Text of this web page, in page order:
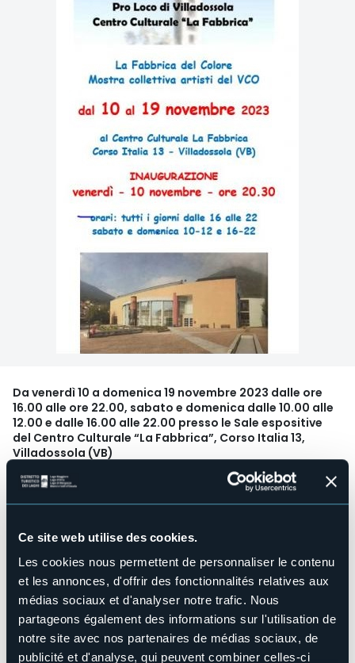
Ce site web utilise des cookies.
Les cookies nous permettent de personnaliser le contenu
et les annonces, d'offrir des fonctionnalités relatives aux
médias sociaux et d'analyser notre trafic. Nous
partageons également des informations sur l'utilisation de
notre site avec nos partenaires de médias sociaux, de
publicité et d'analyse, qui peuvent combiner celles-ci
Da venerdì 10 a domenica 19 novembre 2023 dalle ore
16.00 alle ore 22.00, sabato e domenica dalle 10.00 alle
12.00 e dalle 16.00 alle 22.00 presso le Sale espositive
del Centro Culturale “La Fabbrica”, Corso Italia 13,
Villadossola (VB)
Venerdì 10 novembre alle ore 20:30
ci sarà l'inaugurazione
della mostra "la Fabbrica del colore" organizzata dalla Pro
Loco con il patrocinio del comune di Villadossola e la
anni con grande successo di pubblico, che torna ad
animare le belle sale della Fabbrica e ad offrire una
stimolante visione ad ampio raggio sugli artisti del Verbano
Cusio Ossola, sui loro stili, e sui loro linguaggi artistici; le
opere dei singoli artisti, ben 115.
Ingresso gratuito.